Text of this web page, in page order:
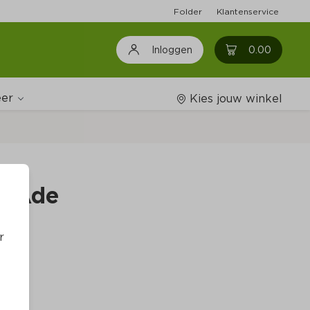
Folder Klantenservice
Inloggen 0.00 0
Kies jouw winkel
Ade